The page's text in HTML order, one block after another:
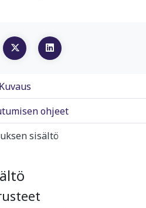
Kuvaus
ohjeet
sisältö